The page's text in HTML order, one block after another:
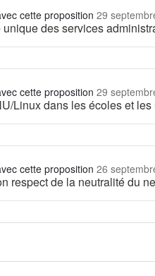
cette proposition 29
des services
cette proposition 29
Linux dans les écoles et
cette proposition 26
respect de la neutralité du